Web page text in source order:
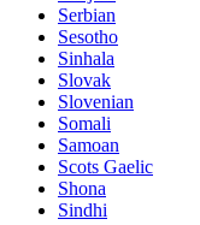
Serbian
Sesotho
Sinhala
Slovak
Slovenian
Somali
Samoan
Scots Gaelic
Shona
Sindhi